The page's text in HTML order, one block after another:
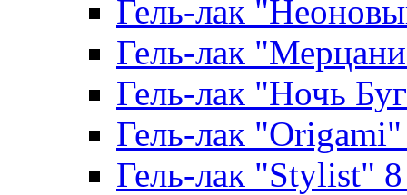
Гель-лак
Гель-лак
Гель-лак "Ночь
Гель-лак
Гель-лак "Stylist"